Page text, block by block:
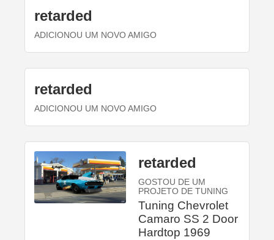
retarded
ADICIONOU UM NOVO AMIGO
retarded
ADICIONOU UM NOVO AMIGO
retarded
GOSTOU DE UM
PROJETO DE TUNING
Tuning Chevrolet
Camaro SS 2 Door
Hardtop 1969